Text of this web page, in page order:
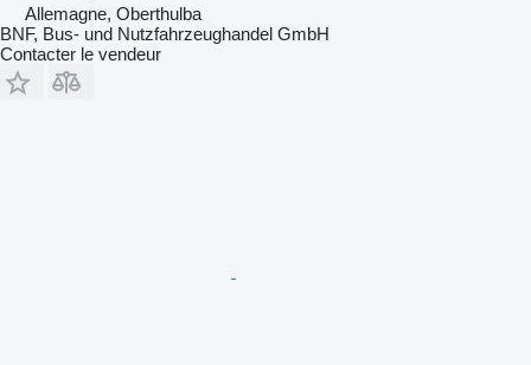
Allemagne, Oberthulba
BNF, Bus- und Nutzfahrzeughandel GmbH
Contacter le vendeur